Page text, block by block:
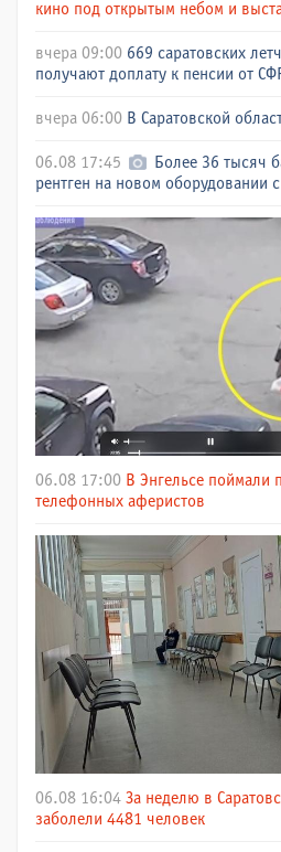
кино под открытым небом и
вчера 09:00 669 саратовских
получают доплату к пенсии от
вчера 06:00 В Саратовской
06.08 17:45
Более 36 тысяч
рентген на новом оборудовании
06.08 17:00 В Энгельсе поймали
телефонных аферистов
06.08 16:04 За неделю в
заболели 4481 человек